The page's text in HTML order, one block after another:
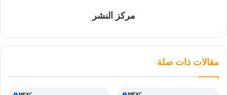
مركز النشر
مقالات ذات صلة